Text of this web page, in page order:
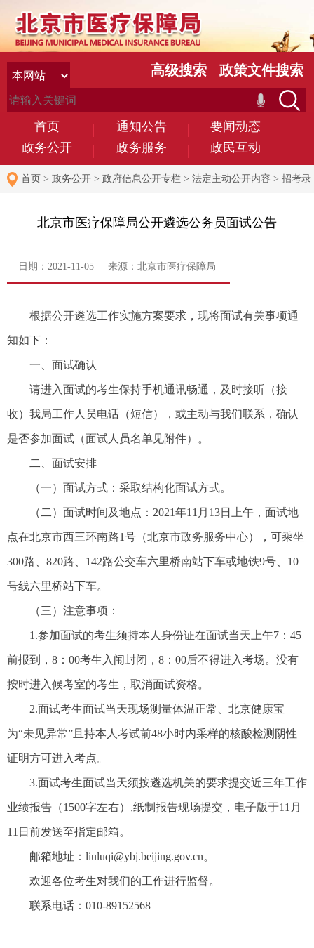
首页 通知公告
要闻动态
政务公开
政务服务 政民互动
高级搜索 政策文件搜索
首页 > 政务公开 > 政府信息公开专栏 > 法定主动公开内容 > 招考录
北京市医疗保障局公开遴选公务员面试公告
日期：2021-11-05 来源：北京市医疗保障局
根据公开遴选工作实施方案要求，现将面试有关事项通
知如下：
一、面试确认
请进入面试的考生保持手机通讯畅通，及时接听（接
收）我局工作人员电话（短信），或主动与我们联系，确认
是否参加面试（面试人员名单见附件）。
二、面试安排
（一）面试方式：采取结构化面试方式。
（二）面试时间及地点：2021年11月13日上午，面试地
点在北京市西三环南路1号（北京市政务服务中心），可乘坐
300路、820路、142路公交车六里桥南站下车或地铁9号、10
号线六里桥站下车。
（三）注意事项：
1.参加面试的考生须持本人身份证在面试当天上午7：45
前报到，8：00考生入闱封闭，8：00后不得进入考场。没有
按时进入候考室的考生，取消面试资格。
2.面试考生面试当天现场测量体温正常、北京健康宝
为“未见异常”且持本人考试前48小时内采样的核酸检测阴性
证明方可进入考点。
3.面试考生面试当天须按遴选机关的要求提交近三年工作
业绩报告（1500字左右）,纸制报告现场提交，电子版于11月
11日前发送至指定邮箱。
邮箱地址：liuluqi@ybj.beijing.gov.cn。
欢迎各位考生对我们的工作进行监督。
联系电话：010-89152568